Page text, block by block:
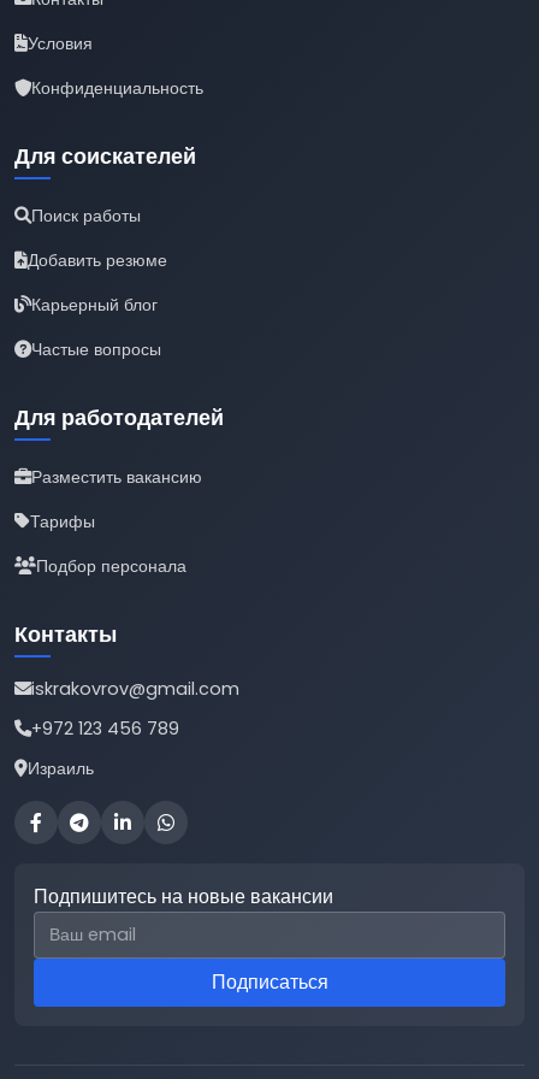
Условия
Конфиденциальность
Для соискателей
Поиск работы
Добавить резюме
Карьерный блог
Частые вопросы
Для работодателей
Разместить вакансию
Тарифы
Подбор персонала
Контакты
iskrakovrov@gmail.com
+972 123 456 789
Израиль
Подпишитесь на новые вакансии
Email для подписки
Подписаться